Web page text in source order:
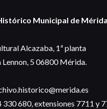
Municipal de
Alcazaba, 1ª planta
Lennon, 5 06800 Mérida.
330 680, extensiones 7711 y